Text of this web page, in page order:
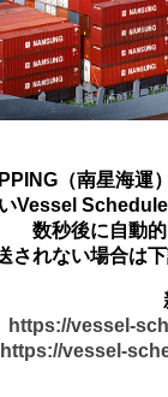
（南星海運
Vessel
数秒後に自動
されない場合は
https://vessel-
https://vessel-